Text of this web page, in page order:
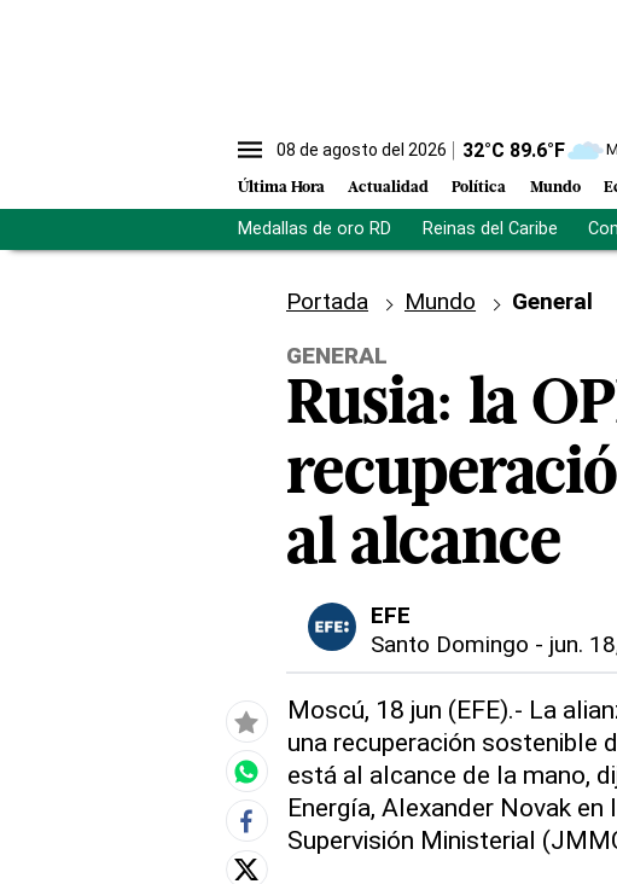
08 de agosto del 2026 32°C 89.6°F
Última Hora Actualidad Política Mundo
Medallas de oro RD Reinas del Caribe
Portada Mundo
General
GENERAL
Rusia: la
al alcance
EFE
Santo Domingo - jun.
Moscú, 18 jun (EFE).- La
una recuperación sostenible
está al alcance de la mano,
Energía, Alexander Novak
Supervisión Ministerial